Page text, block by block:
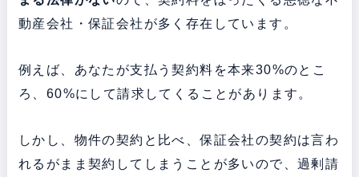
動産会社・保証会社が多く存在しています。
例えば、あなたが支払う契約料を本来30%のとこ
ろ、60%にして請求してくることがあります。
しかし、物件の契約と比べ、保証会社の契約は言わ
れるがまま契約してしまうことが多いので、過剰請